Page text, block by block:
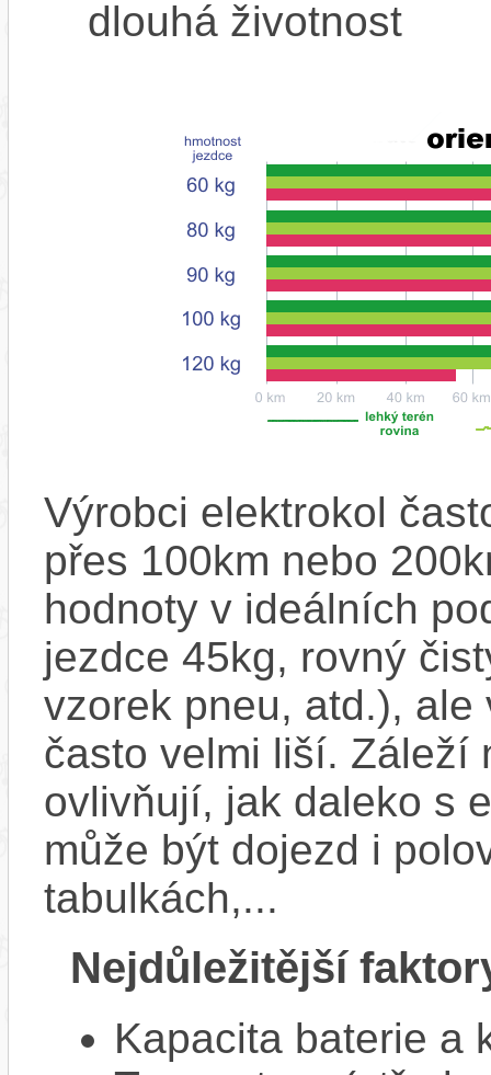
dlouhá životnost
Výrobci elektrokol
přes 100km nebo
hodnoty v ideálních
jezdce 45kg, rovný
vzorek pneu, atd.),
často velmi liší. Záleží
ovlivňují, jak daleko s
může být dojezd i
tabulkách,...
Nejdůležitější
Kapacita baterie a